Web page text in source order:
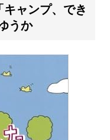
ャンプ、でき
うか